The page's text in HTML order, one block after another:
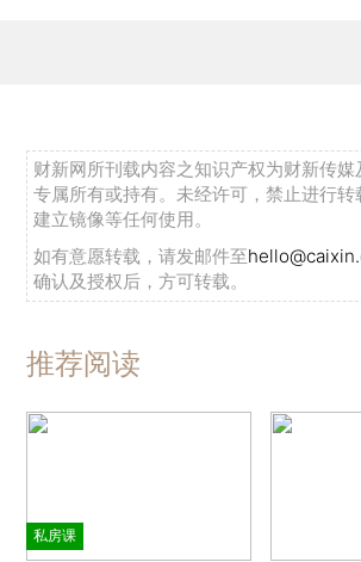
财新网所刊载内容之知识产权为财新传媒
专属所有或持有。未经许可，禁止进行转
建立镜像等任何使用。
如有意愿转载，请发邮件至
确认及授权后，方可转载。
推荐阅读
私房课